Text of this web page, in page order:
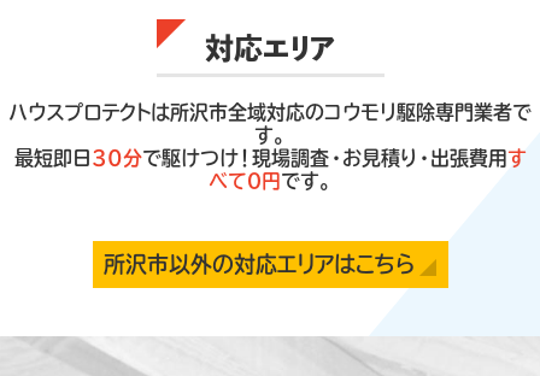
対応エリア
ハウスプロテクトは所沢市全域対応のコウモリ駆除専門業者で
す。
最短即日30分で駆けつけ！現場調査・お見積り・出張費用す
べて０円です。
所沢市以外の対応エリアはこちら